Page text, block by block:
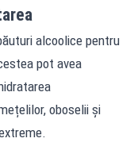
alcoolice pentru
pot avea
oboselii și